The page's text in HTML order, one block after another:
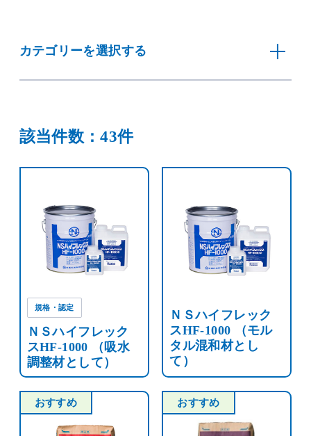
カテゴリーを選択する
該当件数：43件
規格・認定
ＮＳハイフレック
スHF-1000 （吸水
調整材として）
ＮＳハイフレック
スHF-1000 （モル
タル混和材とし
て）
おすすめ おすすめ